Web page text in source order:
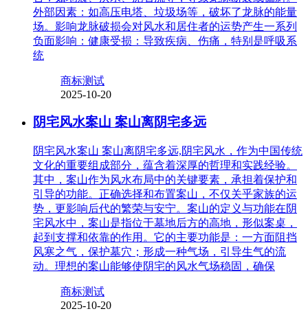
外部因素：如高压电塔、垃圾场等，破坏了龙脉的能量
场。影响龙脉破损会对风水和居住者的运势产生一系列
负面影响：健康受损：导致疾病、伤痛，特别是呼吸系
统
商标测试
2025-10-20
阴宅风水案山 案山离阴宅多远
阴宅风水案山 案山离阴宅多远,阴宅风水，作为中国传统
文化的重要组成部分，蕴含着深厚的哲理和实践经验。
其中，案山作为风水布局中的关键要素，承担着保护和
引导的功能。正确选择和布置案山，不仅关乎家族的运
势，更影响后代的繁荣与安宁。案山的定义与功能在阴
宅风水中，案山是指位于墓地后方的高地，形似案桌，
起到支撑和依靠的作用。它的主要功能是：一方面阻挡
风寒之气，保护墓穴；形成一种气场，引导生气的流
动。理想的案山能够使阴宅的风水气场稳固，确保
商标测试
2025-10-20